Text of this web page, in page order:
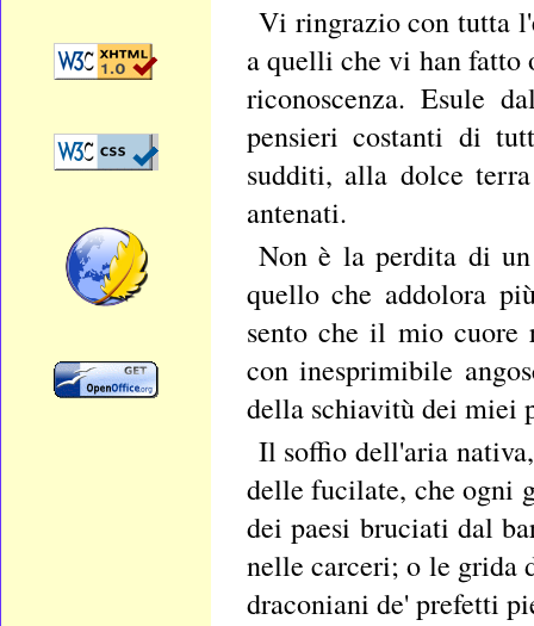
Vi ringrazio con tutta
a quelli che vi han
riconoscenza. Esule
pensieri costanti di
sudditi, alla dolce
antenati.
Non è la perdita di
quello che addolora
sento che il mio cuore
con inesprimibile
della schiavitù dei miei
Il soffio dell'aria
delle fucilate, che ogni
dei paesi bruciati dal
nelle carceri; o le grida
draconiani de' prefetti